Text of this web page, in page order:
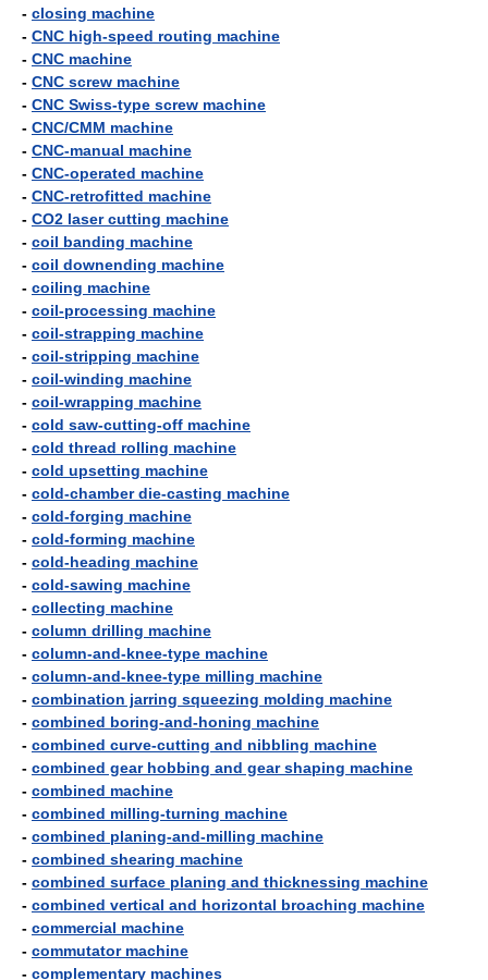
- closing machine
- CNC high-speed routing machine
- CNC machine
- CNC screw machine
- CNC Swiss-type screw machine
- CNC/CMM machine
- CNC-manual machine
- CNC-operated machine
- CNC-retrofitted machine
- CO2 laser cutting machine
- coil banding machine
- coil downending machine
- coiling machine
- coil-processing machine
- coil-strapping machine
- coil-stripping machine
- coil-winding machine
- coil-wrapping machine
- cold saw-cutting-off machine
- cold thread rolling machine
- cold upsetting machine
- cold-chamber die-casting machine
- cold-forging machine
- cold-forming machine
- cold-heading machine
- cold-sawing machine
- collecting machine
- column drilling machine
- column-and-knee-type machine
- column-and-knee-type milling machine
- combination jarring squeezing molding machine
- combined boring-and-honing machine
- combined curve-cutting and nibbling machine
- combined gear hobbing and gear shaping machine
- combined machine
- combined milling-turning machine
- combined planing-and-milling machine
- combined shearing machine
- combined surface planing and thicknessing machine
- combined vertical and horizontal broaching machine
- commercial machine
- commutator machine
- complementary machines